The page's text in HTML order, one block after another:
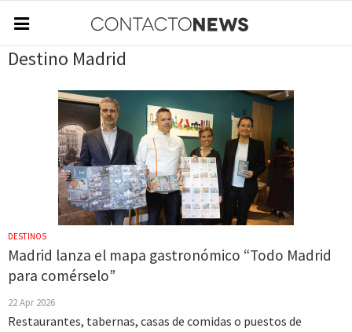
Destino Madrid
DESTINOS
Madrid lanza el mapa gastronómico “Todo Madrid
para comérselo”
22 Apr 2026
Restaurantes, tabernas, casas de comidas o puestos de